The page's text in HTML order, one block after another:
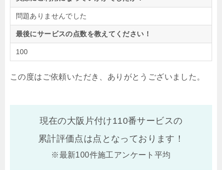
問題ありませんでした
最後にサービスの点数を教えてください！
100
この度はご依頼いただき、ありがとうございました。
現在の大阪片付け110番サービスの
累計評価点は点となっております！
※最新100件施工アンケート平均